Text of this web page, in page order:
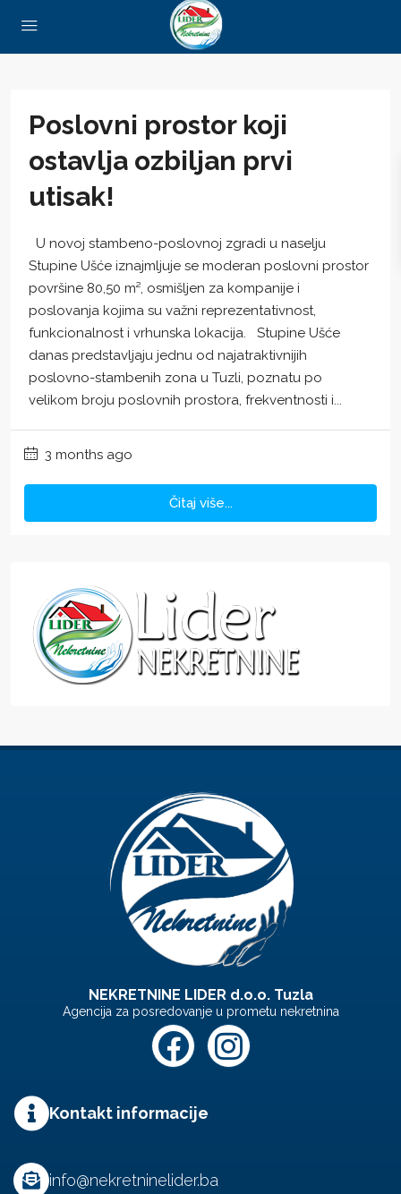
Poslovni prostor koji
ostavlja ozbiljan prvi
utisak!
U novoj stambeno-poslovnoj zgradi u naselju
Stupine Ušće iznajmljuje se moderan poslovni prostor
površine 80,50 m², osmišljen za kompanije i
poslovanja kojima su važni reprezentativnost,
funkcionalnost i vrhunska lokacija. Stupine Ušće
danas predstavljaju jednu od najatraktivnijih
poslovno-stambenih zona u Tuzli, poznatu po
velikom broju poslovnih prostora, frekventnosti i...
3 months ago
Čitaj više...
NEKRETNINE LIDER d.o.o. Tuzla
Agencija za posredovanje u prometu nekretnina
Kontakt informacije
info@nekretninelider.ba